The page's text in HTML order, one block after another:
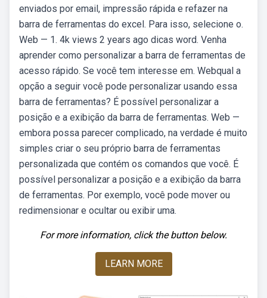
enviados por email, impressão rápida e refazer na
barra de ferramentas do excel. Para isso, selecione o.
Web — 1. 4k views 2 years ago dicas word. Venha
aprender como personalizar a barra de ferramentas de
acesso rápido. Se você tem interesse em. Webqual a
opção a seguir você pode personalizar usando essa
barra de ferramentas? É possível personalizar a
posição e a exibição da barra de ferramentas. Web —
embora possa parecer complicado, na verdade é muito
simples criar o seu próprio barra de ferramentas
personalizada que contém os comandos que você. É
possível personalizar a posição e a exibição da barra
de ferramentas. Por exemplo, você pode mover ou
redimensionar e ocultar ou exibir uma.
For more information, click the button below.
LEARN MORE